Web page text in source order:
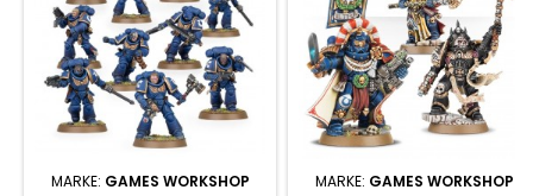
MARKE: GAMES WORKSHOP MARKE: GAMES WORKSHOP